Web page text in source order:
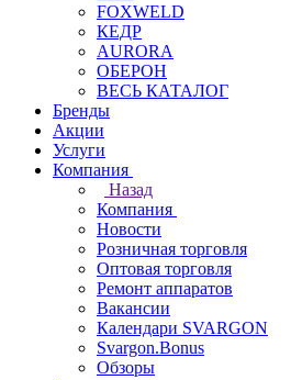
FOXWELD
КЕДР
AURORA
ОБЕРОН
ВЕСЬ КАТАЛОГ
Бренды
Акции
Услуги
Компания
Назад
Компания
Новости
Розничная торговля
Оптовая торговля
Ремонт аппаратов
Вакансии
Календари SVARGON
Svargon.Bonus
Обзоры